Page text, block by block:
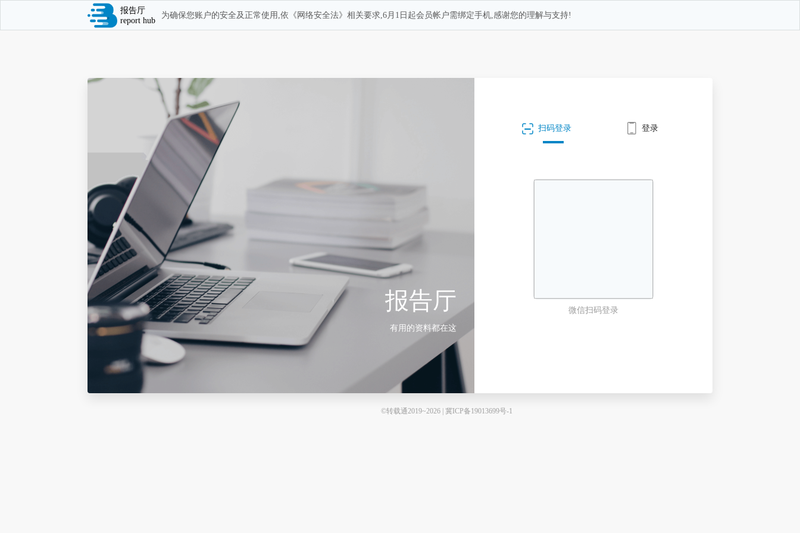
报告厅
report hub
为确保您账户的安全及正常使用,依《网络安全法》相关要求,6月1日起会员帐户需绑定手机,感谢您的理解与支持!
报告厅
有用的资料都在这
扫码登录 登录
微信扫码登录
©转载通2019~2026 | 冀ICP备19013699号-1